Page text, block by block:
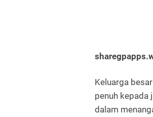
Keluarga
penuh kepada
dalam